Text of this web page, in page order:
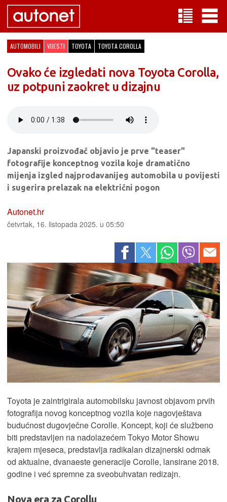
AUTOMOBILI VIJESTI TOYOTA TOYOTA COROLLA
Ovako će izgledati nova Toyota Corolla,
uz potpuni zaokret u dizajnu
Japanski proizvođač objavio je prve "teaser"
fotografije konceptnog vozila koje dramatično
mijenja izgled najprodavanijeg automobila u povijesti
i sugerira prelazak na električni pogon
Autonet.hr
četvrtak, 16. listopada 2025. u 05:50
Toyota je zaintrigirala automobilsku javnost objavom prvih
fotografija novog konceptnog vozila koje nagovještava
budućnost dugovječne Corolle. Koncept, koji će službeno
biti predstavljen na nadolazećem Tokyo Motor Showu
krajem mjeseca, predstavlja radikalan dizajnerski odmak
od aktualne, dvanaeste generacije Corolle, lansirane 2018.
godine i već spremne za sveobuhvatan redizajn.
Nova era za Corollu